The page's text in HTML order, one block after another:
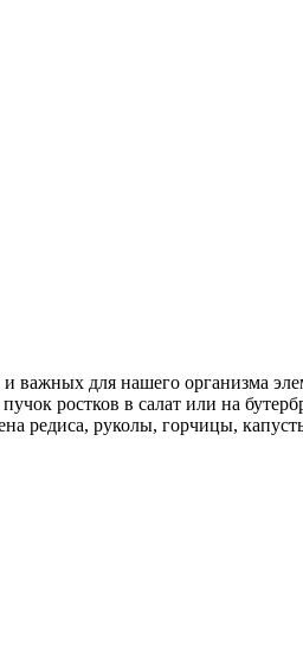
для нашего организма
ростков в салат или на
редиса, руколы, горчицы,